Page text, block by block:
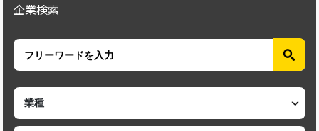
企業検索